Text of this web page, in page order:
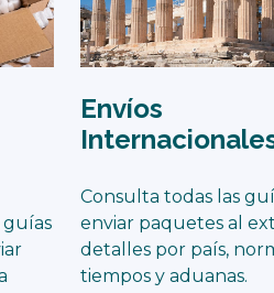
guías
Envíos
Consulta todas las
enviar paquetes al
detalles por país,
tiempos y aduanas.